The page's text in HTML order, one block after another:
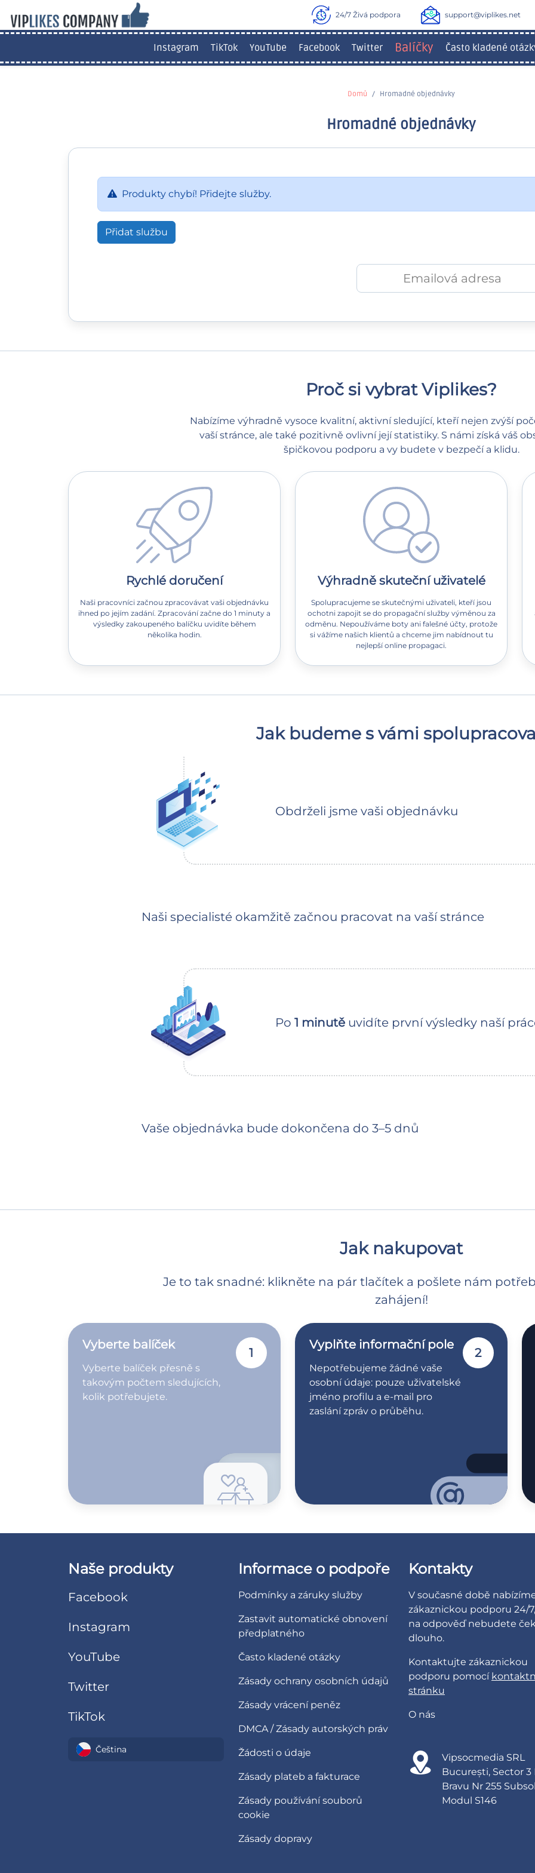
24/7 Živá podpora support@viplikes.net
Instagram TikTok YouTube Facebook Twitter Balíčky Často kladené
Domů Hromadné objednávky
Hromadné objednávky
Produkty chybí! Přidejte služby.
Přidat službu
Proč si vybrat Viplikes?
Nabízíme výhradně vysoce kvalitní, aktivní sledující, kteří nejen zvýší
vaší stránce, ale také pozitivně ovlivní její statistiky. S námi získá váš
špičkovou podporu a vy budete v bezpečí a klidu.
Rychlé doručení
Naši pracovníci začnou zpracovávat vaši objednávku
ihned po jejím zadání. Zpracování začne do 1 minuty a
výsledky zakoupeného balíčku uvidíte během
několika hodin.
Výhradně skuteční uživatelé
Spolupracujeme se skutečnými uživateli, kteří jsou
ochotni zapojit se do propagační služby výměnou za
odměnu. Nepoužíváme boty ani falešné účty, protože
si vážíme našich klientů a chceme jim nabídnout tu
nejlepší online propagaci.
Jak budeme s vámi
Obdrželi jsme vaši objednávku
Naši specialisté okamžitě začnou pracovat na vaší stránce
Po 1 minutěuvidíte první výsledky naší
Vaše objednávka bude dokončena do 3–5 dnů
Jak nakupovat
Je to tak snadné: klikněte na pár tlačítek a pošlete nám
zahájení!
Vyberte balíček
Vyberte balíček přesně s
takovým počtem sledujících,
kolik potřebujete.
1
Vyplňte informační pole
Nepotřebujeme žádné vaše
osobní údaje: pouze uživatelské
jméno profilu a e-mail pro
zaslání zpráv o průběhu.
2
Naše produkty
Facebook
Instagram
YouTube
Twitter
TikTok
Čeština
Informace o podpoře
Podmínky a záruky služby
Zastavit automatické obnovení
předplatného
Často kladené otázky
Zásady ochrany osobních údajů
Zásady vrácení peněz
DMCA / Zásady autorských práv
Žádosti o údaje
Zásady plateb a fakturace
Zásady používání souborů
cookie
Zásady dopravy
Kontakty
V současné době
zákaznickou podporu 24/
na odpověď nebudete
dlouho.
Kontaktujte zákaznickou
podporu pomocí
stránku
O nás
Vipsocmedia SRL
București, Sector 3
Bravu Nr 255
Modul S146